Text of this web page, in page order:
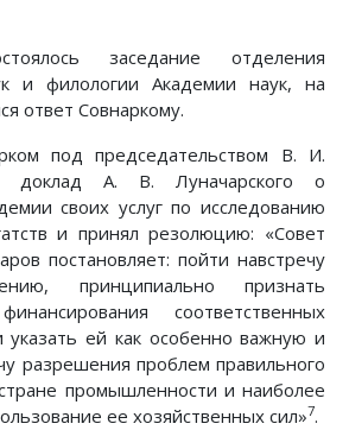
заседание отделения
и филологии Академии наук, на
ответ Совнаркому.
под председательством В. И.
доклад А. В. Луначарского о
своих услуг по исследованию
и принял резолюцию: «Совет
постановляет: пойти навстречу
принципиально признать
соответственных
ей как особенно важную и
разрешения проблем правильного
промышленности и наиболее
ее хозяйственных сил»7.